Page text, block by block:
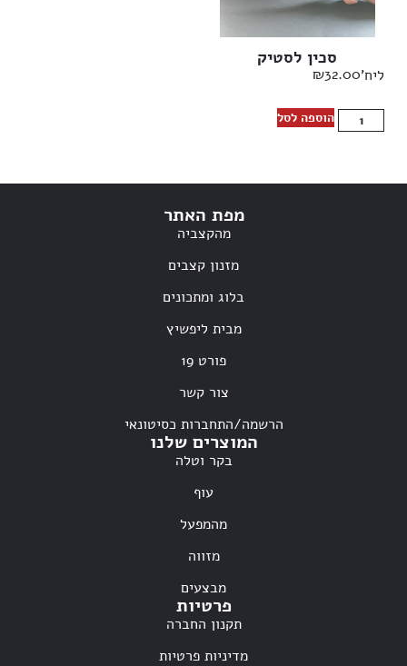
סכין לסטיק
ליח' ₪32.00
הוספה לסל
מפת האתר
מהקצביה
מזנון קצבים
בלוג ומתכונים
מבית ליפשיץ
פורט 19
צור קשר
הרשמה/התחברות כסיטונאי
המוצרים שלנו
בקר וטלה
עוף
מהמפעל
מזווה
מבצעים
פרטיות
תקנון החברה
מדיניות פרטיות